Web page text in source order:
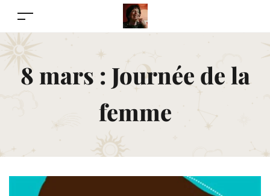
8 mars : Journée de la
femme